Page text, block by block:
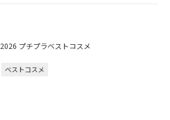
2026 プチプラベストコスメ
ベストコスメ